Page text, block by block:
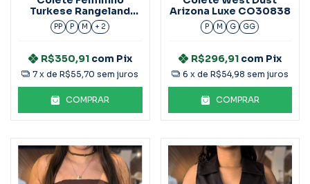
Turkese Rangeland
CT06604
PP P M + 2
R$350,91 com Pix
7 x deR$55,70 sem juros
COMPRAR
Arizona Luxe CO30838
P M G GG
R$296,91 com Pix
6 x de R$54,98 sem juros
COMPRAR